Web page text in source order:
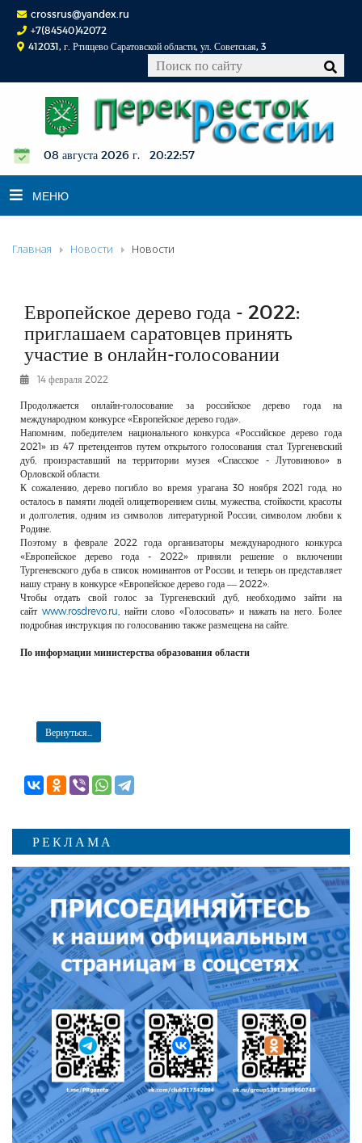
crossrus@yandex.ru
+7(84540)42072
412031, г. Ртищево Саратовской области, ул. Советская, 3
08 августа 2026 г. 20:22:58
МЕНЮ
НОВОСТИ
К СВЕДЕНИЮ
КОНКУРСЫ
ФОТОРЕПОРТАЖИ
РЕКЛАМОДАТЕЛЯМ
ОБЪЯВЛЕНИЯ
КОНТАКТЫ
Главная Новости Новости
Европейское дерево года - 2022:
приглашаем саратовцев принять
участие в онлайн-голосовании
14 февраля 2022
Продолжается онлайн-голосование за российское дерево года на
международном конкурсе «Европейское дерево года».
Напомним, победителем национального конкурса «Российское дерево года
2021» из 47 претендентов путем открытого голосования стал Тургеневский
дуб, произраставший на территории музея «Спасское - Лутовиново» в
Орловской области.
К сожалению, дерево погибло во время урагана 30 ноября 2021 года, но
осталось в памяти людей олицетворением силы, мужества, стойкости, красоты
и долголетия, одним из символов литературной России, символом любви к
Родине.
Поэтому в феврале 2022 года организаторы международного конкурса
«Европейское дерево года - 2022» приняли решение о включении
Тургеневского дуба в список номинантов от России, и теперь он представляет
нашу страну в конкурсе «Европейское дерево года — 2022».
Чтобы отдать свой голос за Тургеневский дуб, необходимо зайти на
сайт www.rosdrevo.ru , найти слово «Голосовать» и нажать на него. Более
подробная инструкция по голосованию также размещена на сайте.
По информации министерства образования области
Вернуться...
РЕКЛАМА